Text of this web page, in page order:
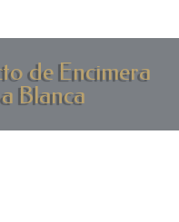
de Encimera
Blanca